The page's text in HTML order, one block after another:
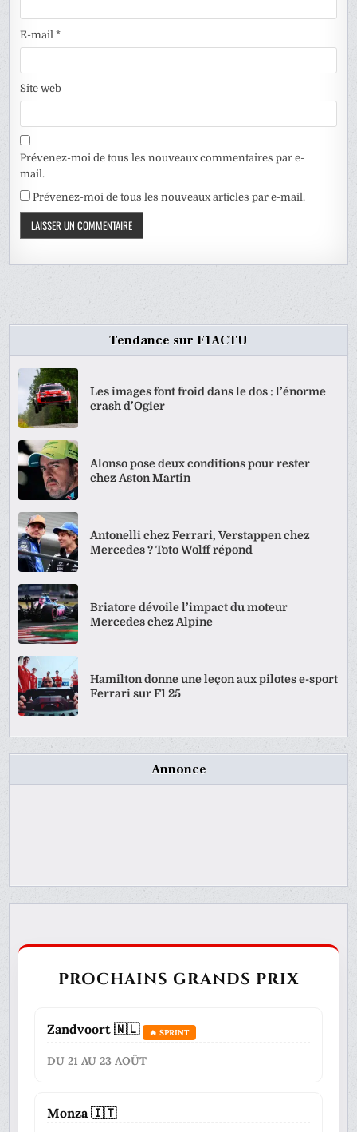
E-mail*
Site web
Prévenez-moi de tous les nouveaux commentaires par e-
mail.
Prévenez-moi de tous les nouveaux articles par e-mail.
Tendance sur F1ACTU
Les images font froid dans le dos : l’énorme
crash d’Ogier
Alonso pose deux conditions pour rester
chez Aston Martin
Antonelli chez Ferrari, Verstappen chez
Mercedes ? Toto Wolff répond
Briatore dévoile l’impact du moteur
Mercedes chez Alpine
Hamilton donne une leçon aux pilotes e-sport
Ferrari sur F1 25
Annonce
PROCHAINS GRANDS PRIX
Zandvoort 🇳🇱 🔥 SPRINT
DU 21 AU 23 AOÛT
Monza 🇮🇹